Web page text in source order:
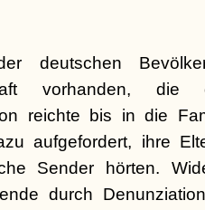
deutschen
vorhanden, die
reichte bis in die
aufgefordert, ihre
Sender hörten.
durch